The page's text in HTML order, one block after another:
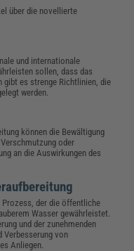
über die novellierte
und internationale
sollen, dass das
gibt es strenge Richtlinien, die
werden.
können die Bewältigung
oder
an die Auswirkungen des
der die öffentliche
Wasser gewährleistet.
und der zunehmenden
Verbesserung von
Anliegen.